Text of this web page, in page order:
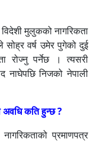
मुलुकको नागरिकता
सोह्र वर्ष उमेर पुगेको दुई
रोज्नु पर्नेछ । त्यसरी
नाघेपछि निजको नेपाली
कति हुन्छ ?
प्रमाणपत्र